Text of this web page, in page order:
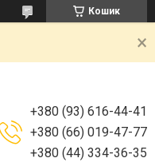
Кошик
+380 (93) 616-44-41
+380 (66) 019-47-77
+380 (44) 334-36-35